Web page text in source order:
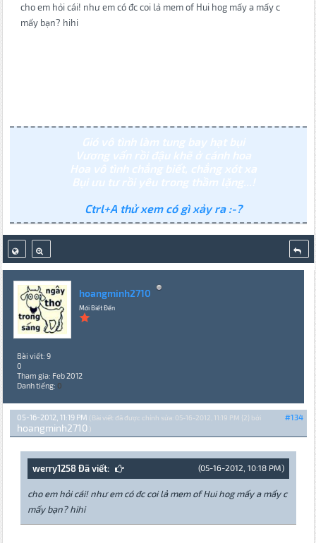
cho em hỏi cái! như em có đc coi lả mem of Hui hog mấy a mấy c
mấy bạn? hihi
Gió vô tình làm tung bay hạt bụi
Vương vấn rồi đậu khẽ ở cánh hoa
Hoa vô tình chẳng biết, chẳng xót xa
Bụi ưu tư rồi yêu trong thầm lặng...!
Ctrl+A thử xem có gì xảy ra :-?
hoangminh2710
Mới Biết Đến
Bài viết: 9
0
Tham gia: Feb 2012
Danh tiếng: 0
#134
05-16-2012, 11:19 PM (Bài viết đã được chỉnh sửa: 05-16-2012, 11:19 PM {2} bởi
hoangminh2710.)
(05-16-2012, 10:18 PM)
werry1258 Đã viết:
cho em hỏi cái! như em có đc coi lả mem of Hui hog mấy a mấy c
mấy bạn? hihi